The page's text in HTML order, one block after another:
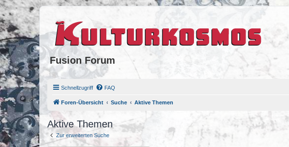
Fusion Forum
Schnellzugriff FAQ
Foren-Übersicht Suche Aktive Themen
Aktive Themen
Zur erweiterten Suche